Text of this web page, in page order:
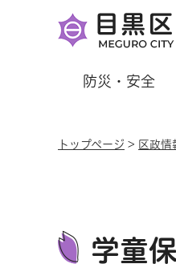
防災・安全
トップページ > 区政情
学童